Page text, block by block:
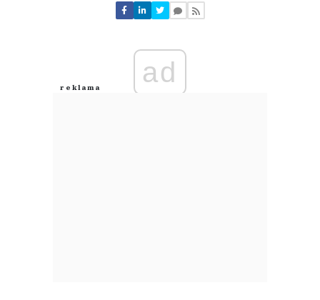
Nie znaleziono komentarzy
Zostaw swoje komentarze
Anuluj
ad